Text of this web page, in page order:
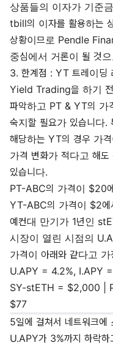
상품들의 이자가 기준
tbill의 이자를 활용하는
상황이므로 Pendle
중심에서 거론이 될 것
3. 한계점 : YT 트레이딩
Yield Trading을 하기
파악하고 PT & YT의 가
숙지할 필요가 있습니다
해당하는 YT의 경우 가
가격 변화가 적다고 해도
있습니다.
PT-ABC의 가격이 $20
YT-ABC의 가격이 $2에
예컨대 만기가 1년인
시장이 열린 시점의
가격이 아래와 같다고 가
U.APY = 4.2%, I.APY
SY-stETH = $2,000 |
$77
5일에 걸쳐서 네트워크
U.APY가 3%까지 하락